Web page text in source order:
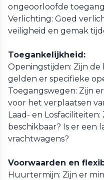
ongeoorloofde
Verlichting: Goed
veiligheid en gemak
Toegankelijkheid:
Openingstijden: Zijn
gelden er specifieke
Toegangswegen: Zijn
voor het verplaatsen
Laad- en
beschikbaar? Is er een
vrachtwagens?
Voorwaarden en
Huurtermijn: Zijn er